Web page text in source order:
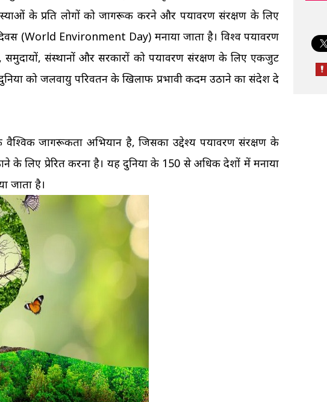
के प्रति लोगों को जागरूक करने और पर्यावरण संरक्षण के लिए
(World Environment Day) मनाया जाता है। विश्व पर्यावरण
संस्थानों और सरकारों को पर्यावरण संरक्षण के लिए एकजुट
को जलवायु परिवर्तन के खिलाफ प्रभावी कदम उठाने का संदेश दे
वैश्विक जागरूकता अभियान है, जिसका उद्देश्य पर्यावरण संरक्षण के
के लिए प्रेरित करना है। यह दुनिया के 150 से अधिक देशों में मनाया
जाता है।